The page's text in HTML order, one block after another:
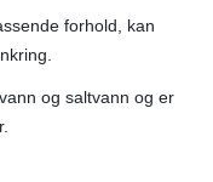
forhold, kan
og saltvann og er